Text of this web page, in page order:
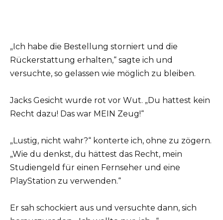
„Ich habe die Bestellung storniert und die
Rückerstattung erhalten,“ sagte ich und
versuchte, so gelassen wie möglich zu bleiben.
Jacks Gesicht wurde rot vor Wut. „Du hattest kein
Recht dazu! Das war MEIN Zeug!“
„Lustig, nicht wahr?“ konterte ich, ohne zu zögern.
„Wie du denkst, du hättest das Recht, mein
Studiengeld für einen Fernseher und eine
PlayStation zu verwenden.“
Er sah schockiert aus und versuchte dann, sich